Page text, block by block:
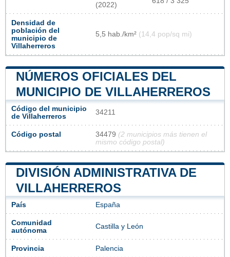
(2022)
Densidad de
población del
municipio de
Villaherreros
5,5 hab./km² (14,4 pop/sq mi)
NÚMEROS OFICIALES DEL
MUNICIPIO DE VILLAHERREROS
Código del municipio
de Villaherreros
34211
Código postal 34479 (2 municipios más tienen el
mismo código postal)
DIVISIÓN ADMINISTRATIVA DE
VILLAHERREROS
País España
Comunidad
autónoma
Castilla y León
Provincia Palencia